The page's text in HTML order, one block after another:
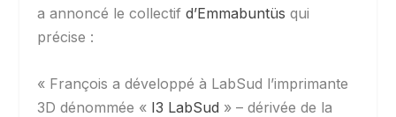
a annoncé le collectifd’Emmabuntüs qui
précise :
« François a développé à LabSud l’imprimante
3D dénommée « I3 LabSud » – dérivée de la